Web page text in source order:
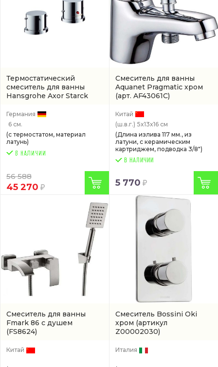
Термостатический
смеситель для ванны
Hansgrohe Axor Starck
Германия
6 см.
(с термостатом, материал
латунь)
56 588
45 270
Смеситель для ванны
Aquanet Pragmatic хром
(арт. AF43061С)
Китай
(ш.в.г.) 5x13x16 см
(Длина излива 117 мм., из
латуни, с керамическим
картриджем, подводка 3/8")
В НАЛИЧИИ
5 770
Смеситель для ванны
Fmark 86 с душем
(FS8624)
Китай
Смеситель Bossini Oki
хром (артикул
Z00002030)
Италия